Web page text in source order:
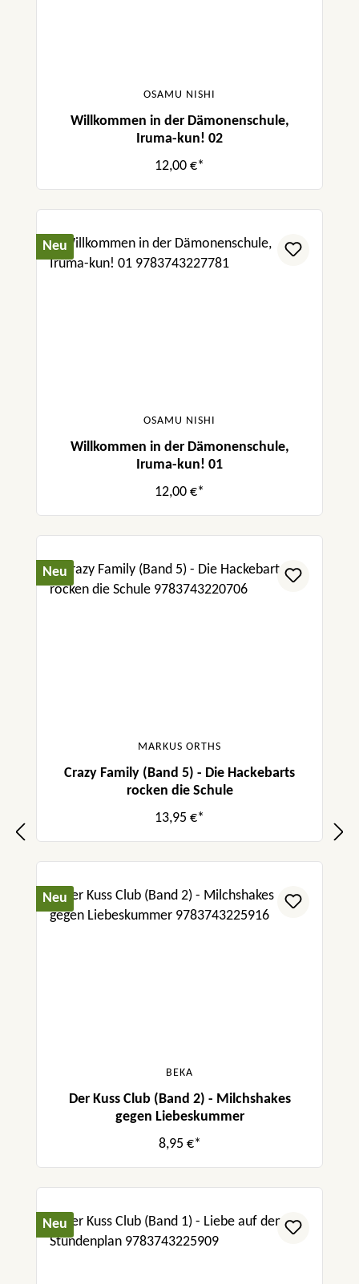
OSAMU NISHI
Willkommen in der Dämonenschule,
Iruma-kun! 02
12,00 €*
Neu
OSAMU NISHI
Willkommen in der Dämonenschule,
Iruma-kun! 01
12,00 €*
Neu
MARKUS ORTHS
Crazy Family (Band 5) - Die Hackebarts
rocken die Schule
13,95 €*
Neu
BEKA
Der Kuss Club (Band 2) - Milchshakes
gegen Liebeskummer
8,95 €*
Neu